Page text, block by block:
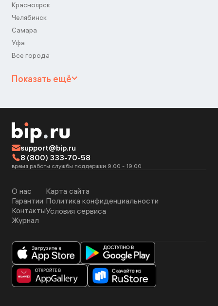
Красноярск
Челябинск
Самара
Уфа
Все города
Показать ещё
support@bip.ru
8 (800) 333-70-58
время работы службы поддержки 9:00 - 19:00
О нас
Гарантии
Контакты
Журнал
Карта сайта
Политика конфиденциальности
Условия сервиса